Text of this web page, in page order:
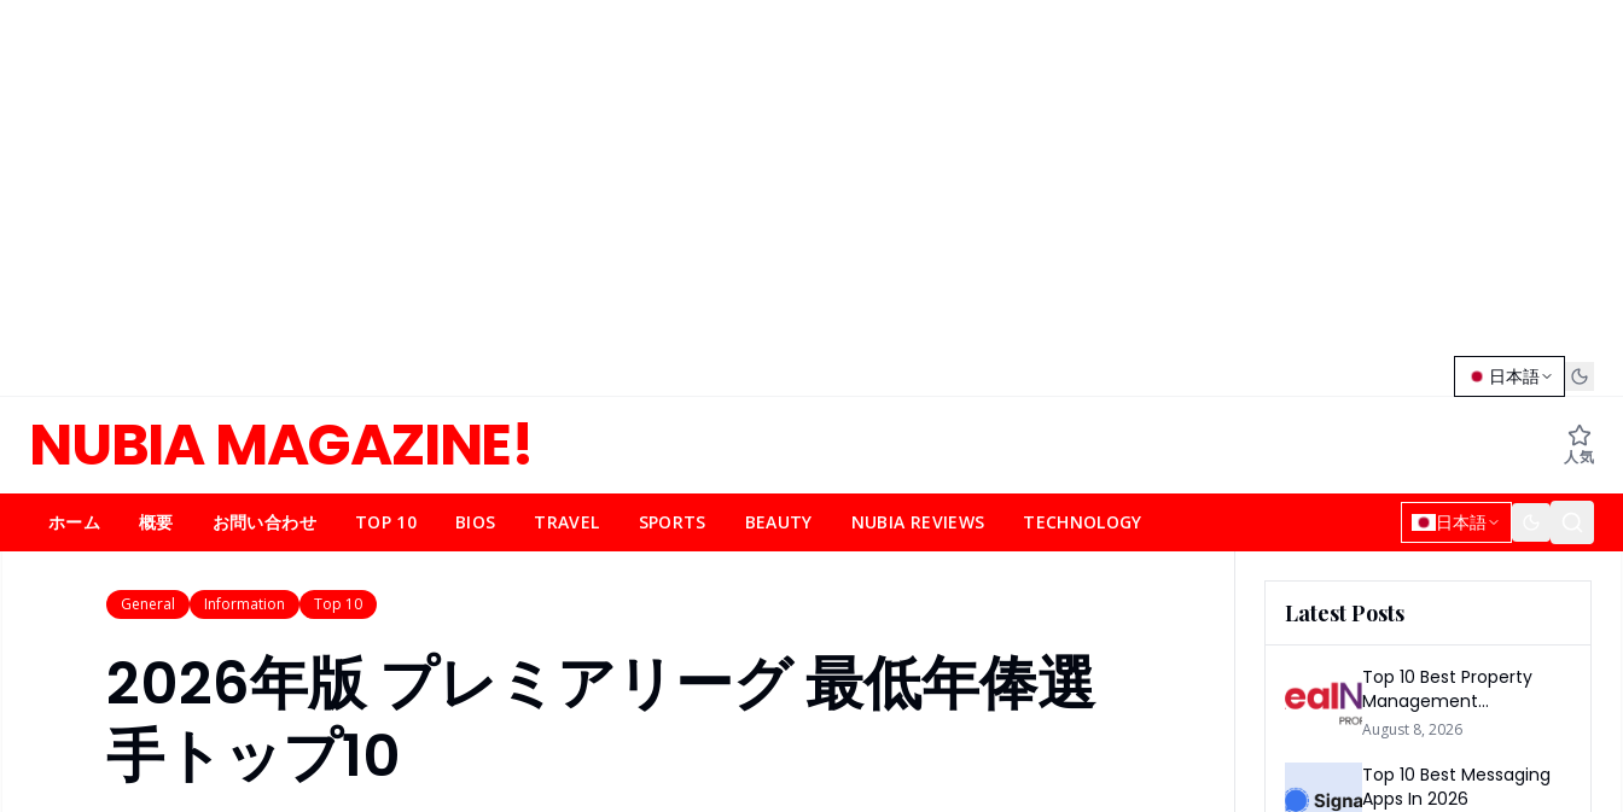
日本語
NUBIA MAGAZINE! 人気
ホーム 概要 お問い合わせ TOP 10 BIOS TRAVEL SPORTS BEAUTY NUBIA REVIEWS TECHNOLOGY 日本語
General Information Top 10
2026年版 プレミアリーグ 最低年俸選
手トップ10
Latest Posts
Top 10 Best Property
Management
Companies In South
August 8, 2026
Top 10 Best Messaging
Apps In 2026